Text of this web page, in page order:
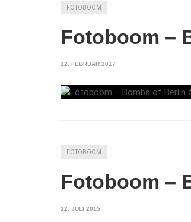
FOTOBOOM
Fotoboom –
12. FEBRUAR 2017
FOTOBOOM
Fotoboom –
22. JULI 2015